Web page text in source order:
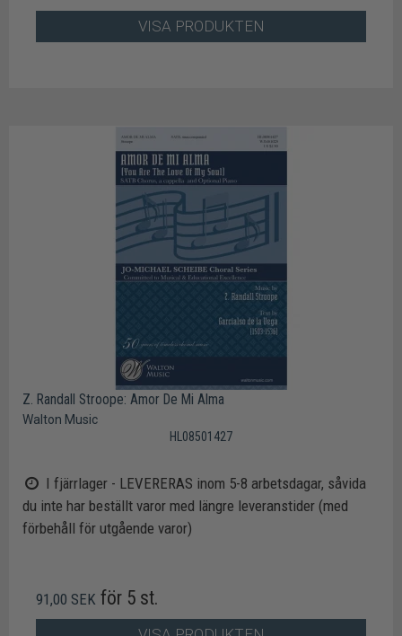
VISA PRODUKTEN
Z. Randall Stroope: Amor De Mi Alma
Walton Music
HL08501427
I fjärrlager - LEVERERAS inom 5-8 arbetsdagar, såvida
du inte har beställt varor med längre leveranstider (med
förbehåll för utgående varor)
91,00 SEK för 5 st.